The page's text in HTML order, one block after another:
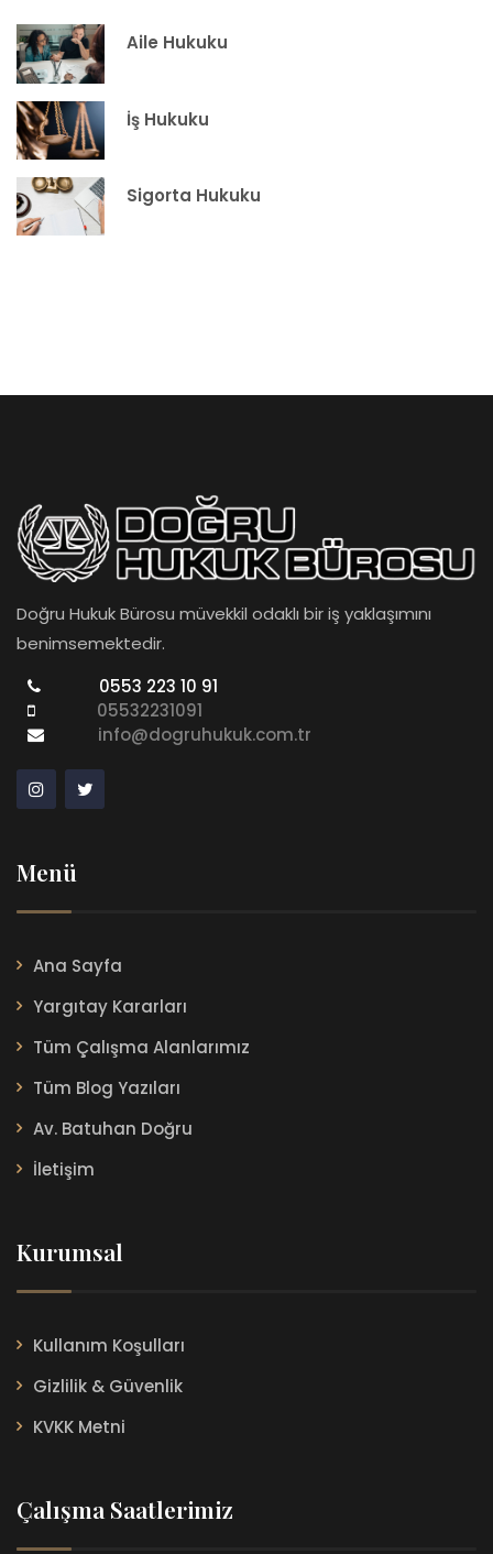
Aile Hukuku
İş Hukuku
Sigorta Hukuku
Doğru Hukuk Bürosu müvekkil odaklı bir iş yaklaşımını
benimsemektedir.
0553 223 10 91
05532231091
info@dogruhukuk.com.tr
Menü
Ana Sayfa
Yargıtay Kararları
Tüm Çalışma Alanlarımız
Tüm Blog Yazıları
Av. Batuhan Doğru
İletişim
Kurumsal
Kullanım Koşulları
Gizlilik & Güvenlik
KVKK Metni
Çalışma Saatlerimiz